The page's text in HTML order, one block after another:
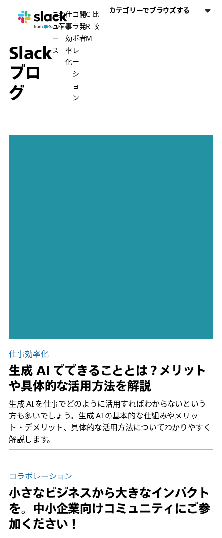
Slack
ブロ
グ
ニ
ュ
ー
ス
変
革
仕
事
効
率
化
コ
ラ
ボ
レ
ー
シ
ョ
ン
開
発
者
C
R
M
比
較
カテゴリーでブラウズする
仕事効率化
生成 AI でできることとは？メリット
や具体的な活用方法を解説
生成 AI を仕事でどのように活用すればわからないという
方も多いでしょう。生成 AI の基本的な仕組みやメリッ
ト・デメリット、具体的な活用方法についてわかりやすく
解説します。
コラボレーション
小さなビジネスから大きなインパクト
を。中小企業向けコミュニティにご参
加ください！